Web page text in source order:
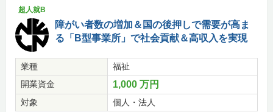
超人就B
障がい者数の増加＆国の後押しで需要が高ま
る「B型事業所」で社会貢献＆高収入を実現
業種
福祉
開業資金
1,000 万円
対象 個人・法人